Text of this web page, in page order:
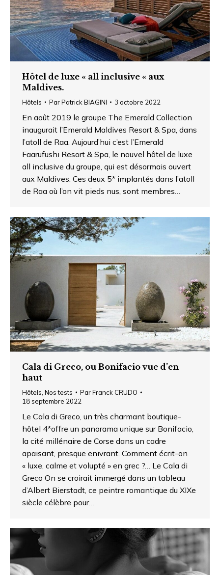
Hôtel de luxe « all inclusive « aux
Maldives.
Hôtels ParPatrick BIAGINI 3 octobre 2022
En août 2019 le groupe The Emerald Collection
inaugurait l’Emerald Maldives Resort & Spa, dans
l’atoll de Raa. Aujourd’hui c’est l’Emerald
Faarufushi Resort & Spa, le nouvel hôtel de luxe
all inclusive du groupe, qui est désormais ouvert
aux Maldives. Ces deux 5* implantés dans l’atoll
de Raa où l’on vit pieds nus, sont membres…
Cala di Greco, ou Bonifacio vue d’en
haut
Hôtels Nos tests ParFranck CRUDO
18 septembre 2022
Le Cala di Greco, un très charmant boutique-
hôtel 4*offre un panorama unique sur Bonifacio,
la cité millénaire de Corse dans un cadre
apaisant, presque enivrant. Comment écrit-on
« luxe, calme et volupté » en grec ?… Le Cala di
Greco On se croirait immergé dans un tableau
d’Albert Bierstadt, ce peintre romantique du XIXe
siècle célèbre pour…